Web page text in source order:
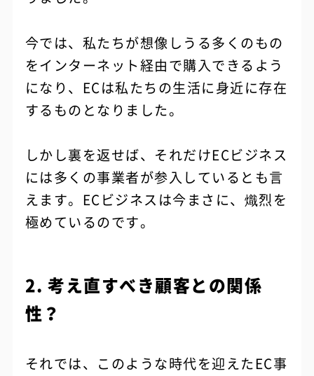
今では、私たちが想像しうる多くのもの
をインターネット経由で購入できるよう
になり、ECは私たちの生活に身近に存在
するものとなりました。
しかし裏を返せば、それだけECビジネス
には多くの事業者が参入しているとも言
えます。ECビジネスは今まさに、熾烈を
極めているのです。
2. 考え直すべき顧客との関係
性？
それでは、このような時代を迎えたEC事